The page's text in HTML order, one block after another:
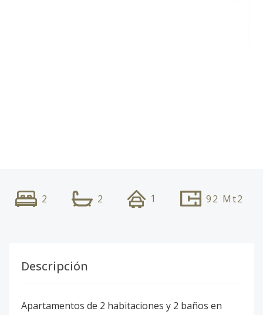
2 2 1 92 Mt2
Descripción
Apartamentos de 2 habitaciones y 2 baños en